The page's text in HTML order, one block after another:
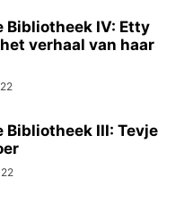
Bibliotheek IV: Etty
verhaal van haar
Bibliotheek III: Tevje